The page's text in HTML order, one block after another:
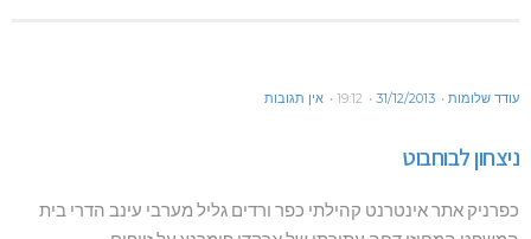
עודד שלומות 31/12/2013
19:12 אין תגובות
ניצחון לבוחבוט
כפרניק אתר אינטרנט קהילתי כפר ורדים גליל מערבי עינב הדרי בית